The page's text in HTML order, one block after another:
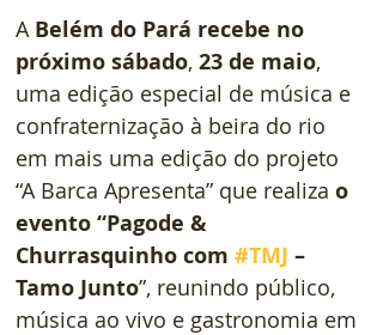
A Belém do Pará recebe no
próximo sábado, 23 de maio,
uma edição especial de música e
confraternização à beira do rio
em mais uma edição do projeto
“A Barca Apresenta” que realiza o
evento “Pagode &
Churrasquinho com #TMJ –
Tamo Junto”, reunindo público,
música ao vivo e gastronomia em